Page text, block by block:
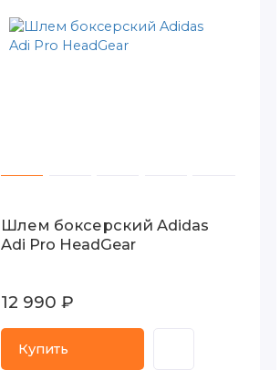
Шлем боксерский Adidas
Adi Pro HeadGear
12 990 ₽
Купить